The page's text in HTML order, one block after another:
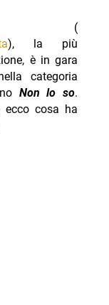
(
), la più
è in gara
categoria
Non lo so.
ecco cosa ha